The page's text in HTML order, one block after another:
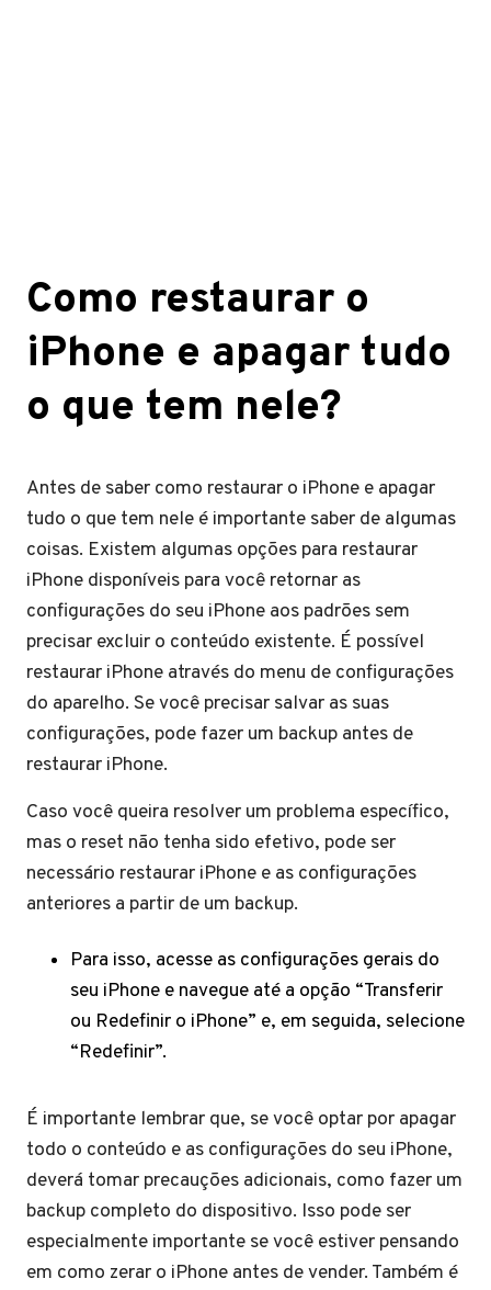
Como restaurar o
iPhone e apagar tudo
o que tem nele?
Antes de saber como restaurar o iPhone e apagar
tudo o que tem nele é importante saber de algumas
coisas. Existem algumas opções para restaurar
iPhone disponíveis para você retornar as
configurações do seu iPhone aos padrões sem
precisar excluir o conteúdo existente. É possível
restaurar iPhone através do menu de configurações
do aparelho. Se você precisar salvar as suas
configurações, pode fazer um backup antes de
restaurar iPhone.
Caso você queira resolver um problema específico,
mas o reset não tenha sido efetivo, pode ser
necessário restaurar iPhone e as configurações
anteriores a partir de um backup.
Para isso, acesse as configurações gerais do
seu iPhone e navegue até a opção “Transferir
ou Redefinir o iPhone” e, em seguida, selecione
“Redefinir”.
É importante lembrar que, se você optar por apagar
todo o conteúdo e as configurações do seu iPhone,
deverá tomar precauções adicionais, como fazer um
backup completo do dispositivo. Isso pode ser
especialmente importante se você estiver pensando
em como zerar o iPhone antes de vender. Também é